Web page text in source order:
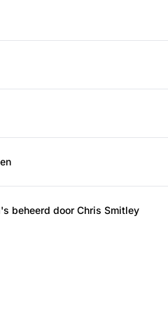
beheerd door Chris Smitley